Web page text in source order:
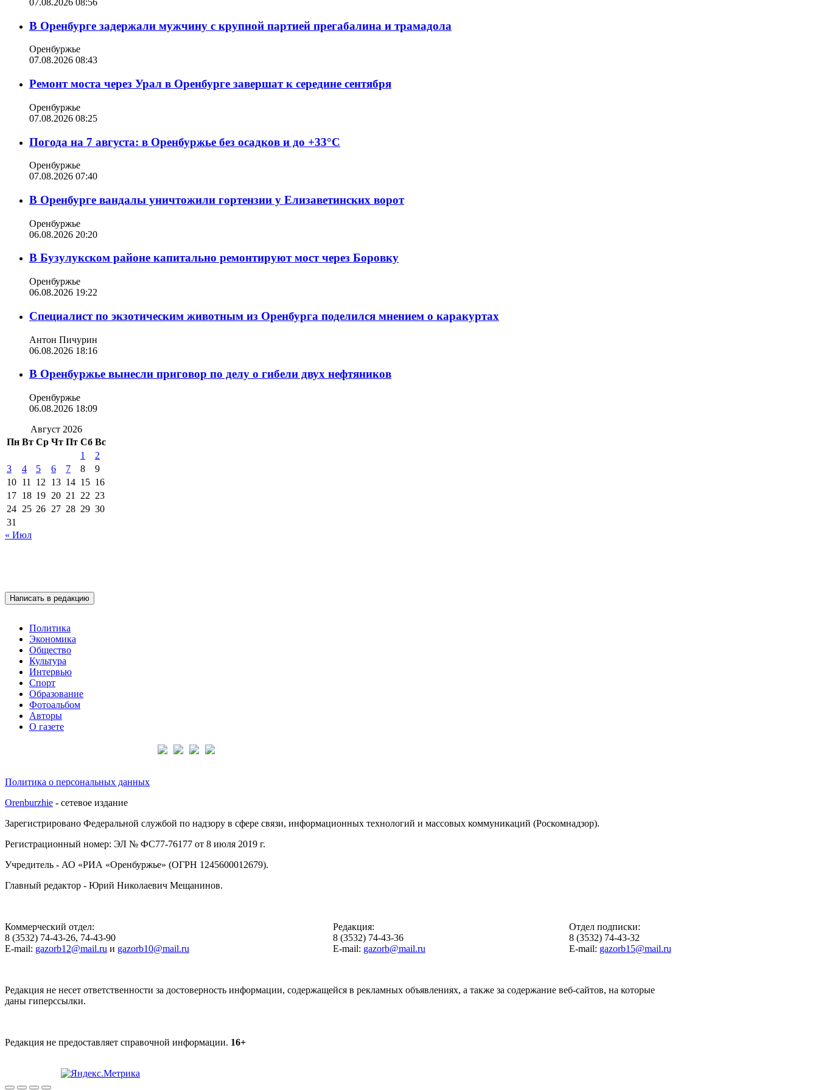
07.08.2026 08:56
В Оренбурге задержали мужчину с крупной партией прегабалина и трамадола
Оренбуржье
07.08.2026 08:43
Ремонт моста через Урал в Оренбурге завершат к середине сентября
Оренбуржье
07.08.2026 08:25
Погода на 7 августа: в Оренбуржье без осадков и до +33°C
Оренбуржье
07.08.2026 07:40
В Оренбурге вандалы уничтожили гортензии у Елизаветинских ворот
Оренбуржье
06.08.2026 20:20
В Бузулукском районе капитально ремонтируют мост через Боровку
Оренбуржье
06.08.2026 19:22
Специалист по экзотическим животным из Оренбурга поделился мнением о каракуртах
Антон Пичурин
06.08.2026 18:16
В Оренбуржье вынесли приговор по делу о гибели двух нефтяников
Оренбуржье
06.08.2026 18:09
Август 2026
Пн Вт Ср Чт Пт Сб Вс
1
2
3
4 5 6 7 8
9
10 11 12 13 14 15 16
17 18 19 20 21 22 23
24 25 26 27 28 29 30
31
« Июл
Написать в редакцию
Политика
Экономика
Общество
Культура
Интервью
Спорт
Образование
Фотоальбом
Авторы
О газете
Политика о персональных данных
Orenburzhie - сетевое издание
Зарегистрировано Федеральной службой по надзору в сфере связи, информационных технологий и массовых коммуникаций (Роскомнадзор).
Регистрационный номер: ЭЛ № ФС77-76177 от 8 июля 2019 г.
Учредитель - АО «РИА «Оренбуржье» (ОГРН 1245600012679).
Главный редактор - Юрий Николаевич Мещанинов.
Коммерческий отдел:
8 (3532) 74-43-26, 74-43-90
E-mail: gazorb12@mail.ru и gazorb10@mail.ru
Редакция:
8 (3532) 74-43-36
E-mail: gazorb@mail.ru
Отдел подписки:
8 (3532) 74-43-32
E-mail: gazorb15@mail.ru
Редакция не несет ответственности за достоверность информации, содержащейся в рекламных объявлениях, а также за содержание веб-сайтов, на которые
даны гиперссылки.
Редакция не предоставляет справочной информации. 16+